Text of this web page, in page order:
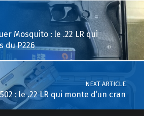
Mosquito : le .22 LR qui
du P226
NEXT ARTICLE
: le .22 LR qui monte d’un cran